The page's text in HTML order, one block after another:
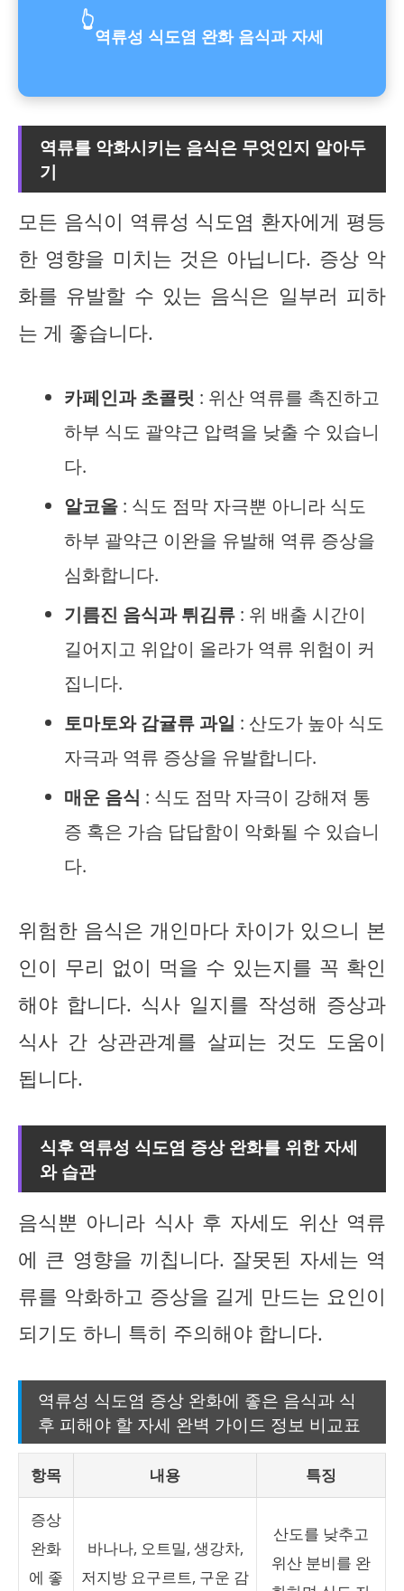
👆
역류성 식도염 완화 음식과 자세
역류를 악화시키는 음식은 무엇인지 알아두
기
모든 음식이 역류성 식도염 환자에게 평등
한 영향을 미치는 것은 아닙니다. 증상 악
화를 유발할 수 있는 음식은 일부러 피하
는 게 좋습니다.
카페인과 초콜릿 : 위산 역류를 촉진하고
하부 식도 괄약근 압력을 낮출 수 있습니
다.
알코올 : 식도 점막 자극뿐 아니라 식도
하부 괄약근 이완을 유발해 역류 증상을
심화합니다.
기름진 음식과 튀김류 : 위 배출 시간이
길어지고 위압이 올라가 역류 위험이 커
집니다.
토마토와 감귤류 과일 : 산도가 높아 식도
자극과 역류 증상을 유발합니다.
매운 음식 : 식도 점막 자극이 강해져 통
증 혹은 가슴 답답함이 악화될 수 있습니
다.
위험한 음식은 개인마다 차이가 있으니 본
인이 무리 없이 먹을 수 있는지를 꼭 확인
해야 합니다. 식사 일지를 작성해 증상과
식사 간 상관관계를 살피는 것도 도움이
됩니다.
식후 역류성 식도염 증상 완화를 위한 자세
와 습관
음식뿐 아니라 식사 후 자세도 위산 역류
에 큰 영향을 끼칩니다. 잘못된 자세는 역
류를 악화하고 증상을 길게 만드는 요인이
되기도 하니 특히 주의해야 합니다.
역류성 식도염 증상 완화에 좋은 음식과 식
후 피해야 할 자세 완벽 가이드 정보 비교표
항목 내용 특징
증상
완화
에 좋
바나나, 오트밀, 생강차,
저지방 요구르트, 구운 감
산도를 낮추고
위산 분비를 완